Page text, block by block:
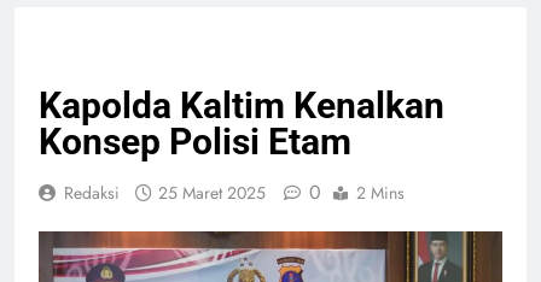
Kapolda Kaltim Kenalkan
Konsep Polisi Etam
Redaksi 25 Maret 2025 0 2 Mins